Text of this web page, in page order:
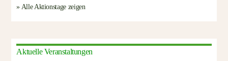
» Alle Aktionstage zeigen
Aktuelle Veranstaltungen